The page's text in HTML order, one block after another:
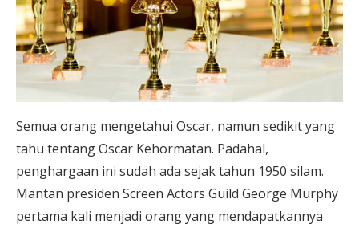
Semua orang mengetahui Oscar, namun sedikit yang
tahu tentang Oscar Kehormatan. Padahal,
penghargaan ini sudah ada sejak tahun 1950 silam.
Mantan presiden Screen Actors Guild George Murphy
pertama kali menjadi orang yang mendapatkannya